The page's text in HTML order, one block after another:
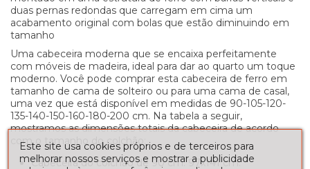
duas pernas redondas que carregam em cima um
acabamento original com bolas que estão diminuindo em
tamanho
Uma cabeceira moderna que se encaixa perfeitamente
com móveis de madeira, ideal para dar ao quarto um toque
moderno. Você pode comprar esta cabeceira de ferro em
tamanho de cama de solteiro ou para uma cama de casal,
uma vez que está disponível em medidas de 90-105-120-
135-140-150-160-180-200 cm. Na tabela a seguir,
mostramos as dimensões totais da cabeceira de acordo
com o tamanho do colchão:
Cabeceira do colchão de 90 cm: 97x141 cm.
Este site usa cookies próprios e de terceiros para
melhorar nossos serviços e mostrar a publicidade